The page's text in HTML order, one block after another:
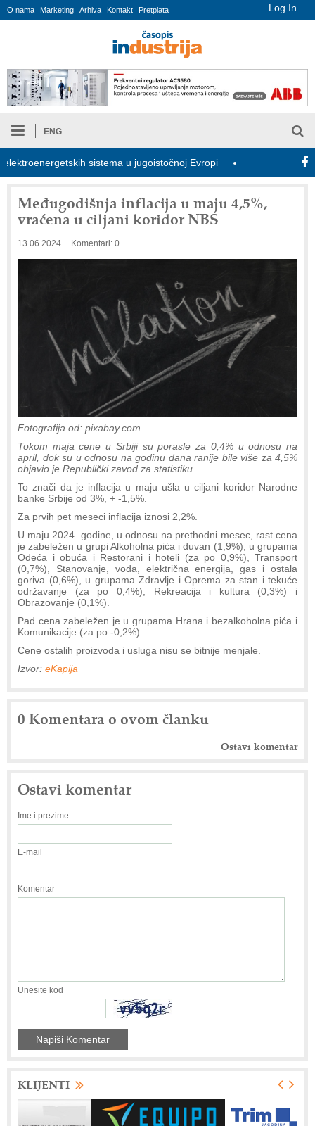
Log In
O nama Marketing Arhiva Kontakt Pretplata
ENG
sistema u jugoistočnoj Evropi COMBYPACK
Međugodišnja inflacija u maju 4,5%,
vraćena u ciljani koridor NBS
13.06.2024 Komentari: 0
Fotografija od: pixabay.com
Tokom maja cene u Srbiji su porasle za 0,4% u odnosu na
april, dok su u odnosu na godinu dana ranije bile više za 4,5%
objavio je Republički zavod za statistiku.
To znači da je inflacija u maju ušla u ciljani koridor Narodne
banke Srbije od 3%, + -1,5%.
Za prvih pet meseci inflacija iznosi 2,2%.
U maju 2024. godine, u odnosu na prethodni mesec, rast cena
je zabeležen u grupi Alkoholna pića i duvan (1,9%), u grupama
Odeća i obuća i Restorani i hoteli (za po 0,9%), Transport
(0,7%), Stanovanje, voda, električna energija, gas i ostala
goriva (0,6%), u grupama Zdravlje i Oprema za stan i tekuće
održavanje (za po 0,4%), Rekreacija i kultura (0,3%) i
Obrazovanje (0,1%).
Pad cena zabeležen je u grupama Hrana i bezalkoholna pića i
Komunikacije (za po -0,2%).
Cene ostalih proizvoda i usluga nisu se bitnije menjale.
Izvor: eKapija
0 Komentara o ovom članku
Ostavi komentar
Ostavi komentar
Ime i prezime
E-mail
Komentar
Unesite kod
KLIJENTI